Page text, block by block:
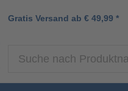
Gratis Versand ab € 49,99 *